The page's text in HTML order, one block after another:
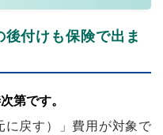
付けも保険で出ま
第です。
戻す）」費用が対象で